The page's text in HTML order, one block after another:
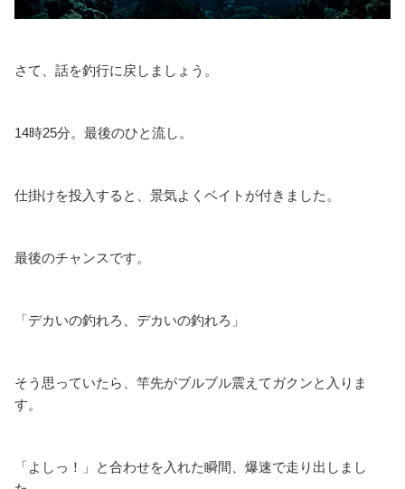
さて、話を釣行に戻しましょう。
14時25分。最後のひと流し。
仕掛けを投入すると、景気よくベイトが付きました。
最後のチャンスです。
「デカいの釣れろ、デカいの釣れろ」
そう思っていたら、竿先がブルブル震えてガクンと入りま
す。
「よしっ！」と合わせを入れた瞬間、爆速で走り出しまし